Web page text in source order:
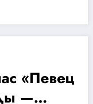
«Певец
—